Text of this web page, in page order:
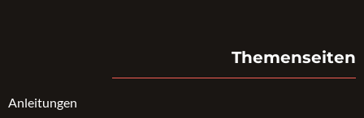
Themenseiten
Anleitungen